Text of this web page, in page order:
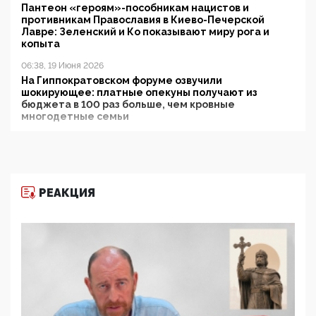
Пантеон «героям»-пособникам нацистов и
противникам Православия в Киево-Печерской
Лавре: Зеленский и Ко показывают миру рога и
копыта
06:38, 19 Июня 2026
На Гиппократовском форуме озвучили
шокирующее: платные опекуны получают из
бюджета в 100 раз больше, чем кровные
многодетные семьи
11:53, 09 Июня 2026
деятельность ИИТО ЮНЕСКО в России, но
цифроглобалисты продолжают определять
повестку в образовании
09:43, 01 Июня 2026
5G за счет здоровья граждан: Минцифры намерено
отобрать у регионов и муниципалитетов право
защищать жилые дома и социальные объекты от
РЕАКЦИЯ